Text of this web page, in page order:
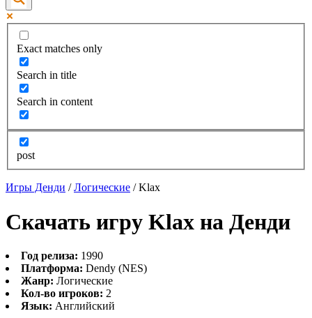
Exact matches only
Search in title
Search in content
post
Игры Денди /Логические /Klax
Скачать игру Klax на Денди
Год релиза: 1990
Платформа: Dendy (NES)
Жанр: Логические
Кол-во игроков: 2
Язык: Английский